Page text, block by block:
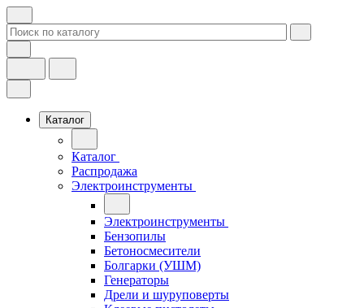
Каталог
Каталог
Распродажа
Электроинструменты
Электроинструменты
Бензопилы
Бетоносмесители
Болгарки (УШМ)
Генераторы
Дрели и шуруповерты